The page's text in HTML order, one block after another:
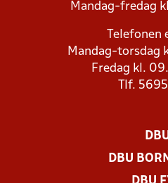
Mandag-fredag
Telefonen
Mandag-torsdag
Fredag kl.
Tlf.
DBU